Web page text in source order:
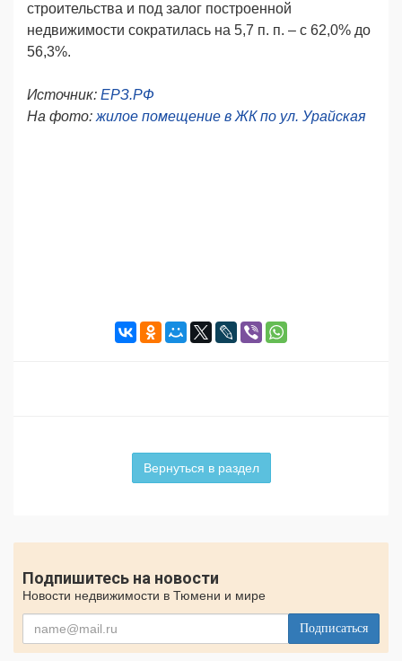
строительства и под залог построенной
недвижимости сократилась на 5,7 п. п. – с 62,0% до
56,3%.
Источник: ЕРЗ.РФ
На фото:жилое помещение в ЖК по ул. Урайская
Вернуться в раздел
Подпишитесь на новости
Новости недвижимости в Тюмени и мире
Подписаться